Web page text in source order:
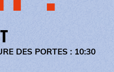
DES PORTES : 10:30